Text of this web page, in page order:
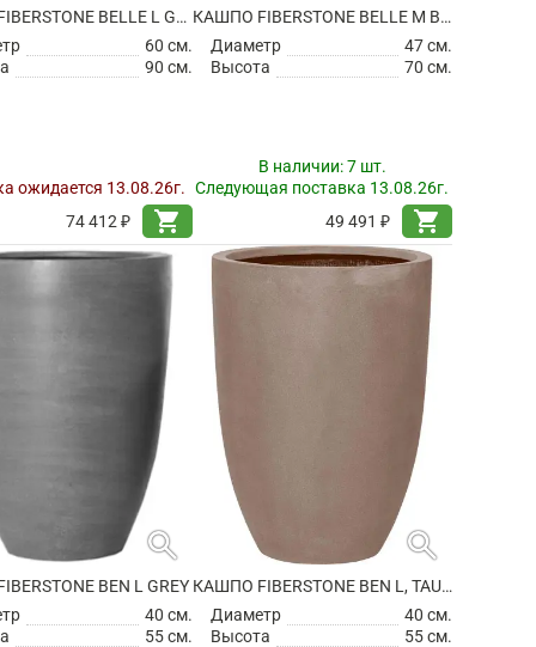
КАШПО FIBERSTONE BELLE L GREY
60 см.
90 см.
ожидается 13.08.26г.
74 412 ₽
shopping_cart
КАШПО FIBERSTONE BELLE M BLACK
Диаметр
47 см.
Высота
70 см.
В наличии:7 шт.
Следующая поставка 13.08.26г.
49 491 ₽
shopping_cart
search
BEN L GREY
40 см.
55 см.
search
КАШПО FIBERSTONE BEN L, TAUPE
Диаметр
40 см.
Высота
55 см.